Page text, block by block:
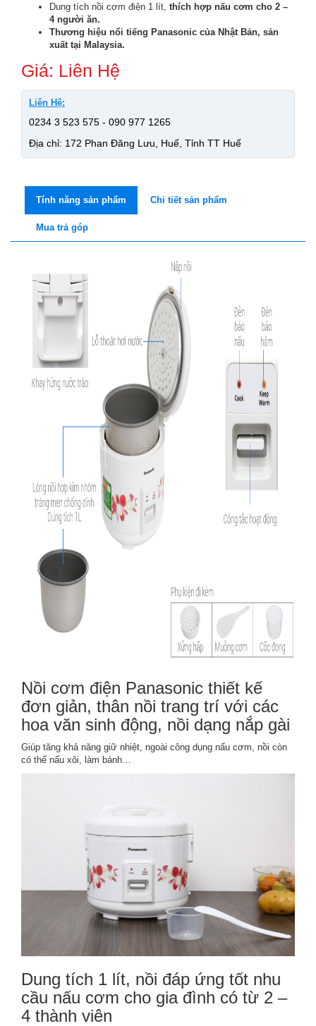
Dung tích nồi cơm điện 1 lít, thích hợp nấu cơm cho 2 –
4 người ăn.
Thương hiệu nổi tiếng Panasonic của Nhật Bản, sản
xuất tại Malaysia.
Giá: Liên Hệ
Liên Hệ:
0234 3 523 575 - 090 977 1265
Địa chỉ: 172 Phan Đăng Lưu, Huế, Tỉnh TT Huế
Tính năng sản phẩm Chi tiết sản phẩm
Mua trả góp
Nồi cơm điện Panasonic thiết kế
đơn giản, thân nồi trang trí với các
hoa văn sinh động, nồi dạng nắp gài
Giúp tăng khả năng giữ nhiệt, ngoài công dụng nấu cơm, nồi còn
có thể nấu xôi, làm bánh…
Dung tích 1 lít, nồi đáp ứng tốt nhu
cầu nấu cơm cho gia đình có từ 2 –
4 thành viên